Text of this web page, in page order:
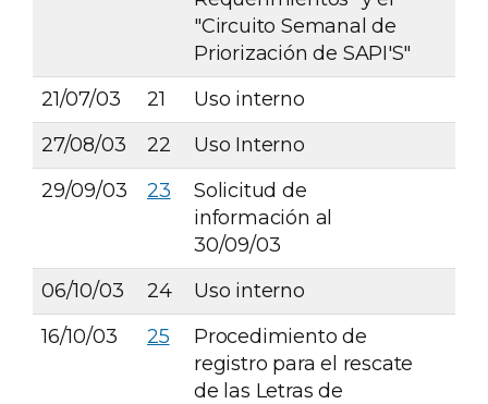
"Circuito Semanal de
Priorización de SAPI'S"
21/07/03
21
Uso interno
27/08/03
22
Uso Interno
29/09/03
23
Solicitud de
información al
30/09/03
06/10/03
24
Uso interno
16/10/03
25
Procedimiento de
registro para el rescate
de las Letras de